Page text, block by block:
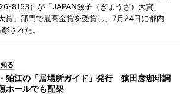
8153）が「JAPAN餃子（ぎょうざ）大賞
賞」部門で最高金賞を受賞し、7月24日に都内
された。
る
狛江の「居場所ガイド」発行 猿田彦珈琲調
ホールでも配架